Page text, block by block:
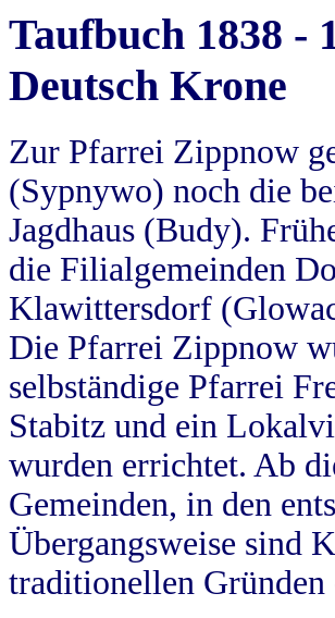
Taufbuch 1838 -
Deutsch Krone
Zur Pfarrei Zippnow
(Sypnywo) noch die
Jagdhaus (Budy).
die Filialgemeinden
Klawittersdorf
Die Pfarrei Zippnow
selbständige Pfarrei
Stabitz und ein
wurden errichtet. Ab
Gemeinden, in den
Übergangsweise sind
traditionellen